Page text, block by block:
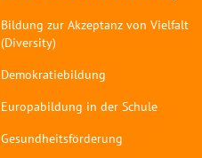
Bildung zur Akzeptanz von Vielfalt
(Diversity)
Demokratiebildung
Europabildung in der Schule
Gesundheitsförderung